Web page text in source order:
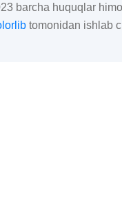
barcha huquqlar
tomonidan ishlab